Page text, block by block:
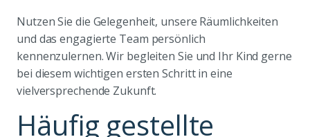
Nutzen Sie die Gelegenheit, unsere Räumlichkeiten
und das engagierte Team persönlich
kennenzulernen. Wir begleiten Sie und Ihr Kind gerne
bei diesem wichtigen ersten Schritt in eine
vielversprechende Zukunft.
Häufig gestellte